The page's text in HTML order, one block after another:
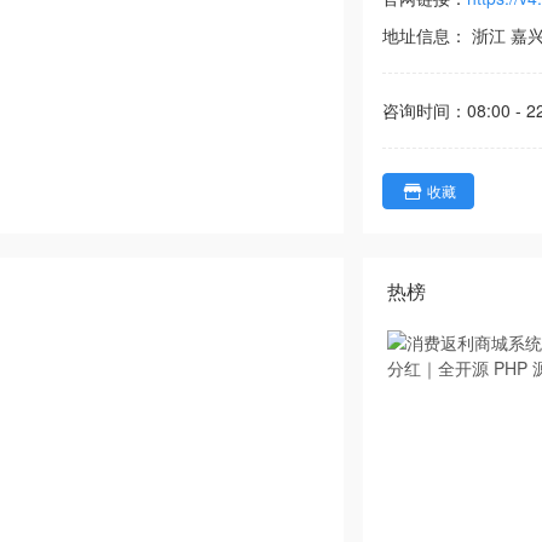
地址信息： 浙江 嘉
咨询时间： 08:00 -
收藏
热榜